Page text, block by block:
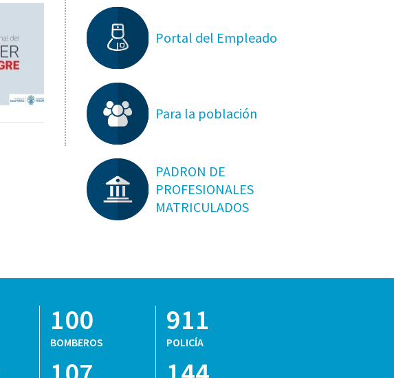
Portal del Empleado
Para la población
PADRON DE
PROFESIONALES
MATRICULADOS
100
BOMBEROS
911
POLICÍA